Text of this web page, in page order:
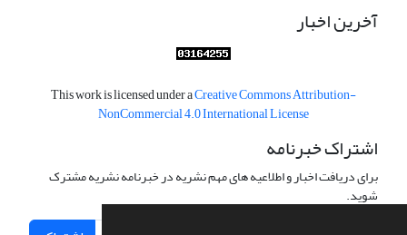
آخرین اخبار
This work is licensed under aCreative Commons Attribution-
NonCommercial 4.0 International License
اشتراک خبرنامه
برای دریافت اخبار و اطلاعیه های مهم نشریه در خبرنامه نشریه مشترک
شوید.